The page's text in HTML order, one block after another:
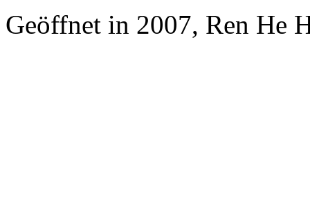
Geöffnet in 2007, Ren He